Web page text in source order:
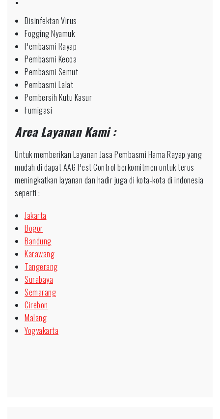
Disinfektan Virus
Fogging Nyamuk
Pembasmi Rayap
Pembasmi Kecoa
Pembasmi Semut
Pembasmi Lalat
Pembersih Kutu Kasur
Fumigasi
Area Layanan Kami :
Untuk memberikan Layanan Jasa Pembasmi Hama Rayap yang
mudah di dapat AAG Pest Control berkomitmen untuk terus
meningkatkan layanan dan hadir juga di kota-kota di indonesia
seperti :
Jakarta
Bogor
Bandung
Karawang
Tangerang
Surabaya
Semarang
Cirebon
Malang
Yogyakarta